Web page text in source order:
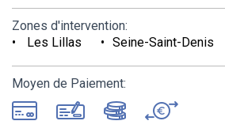
Zones d'intervention:
Les Lillas
Seine-Saint-Denis
Moyen de Paiement: